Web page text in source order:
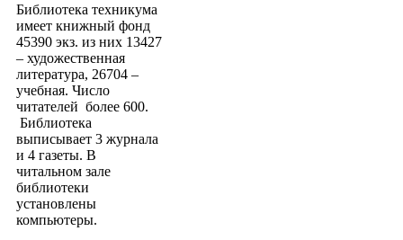
Библиотека техникума
имеет книжный фонд
45390 экз. из них 13427
– художественная
литература, 26704 –
учебная. Число
читателей более 600.
Библиотека
выписывает 3 журнала
и 4 газеты. В
читальном зале
библиотеки
установлены
компьютеры.